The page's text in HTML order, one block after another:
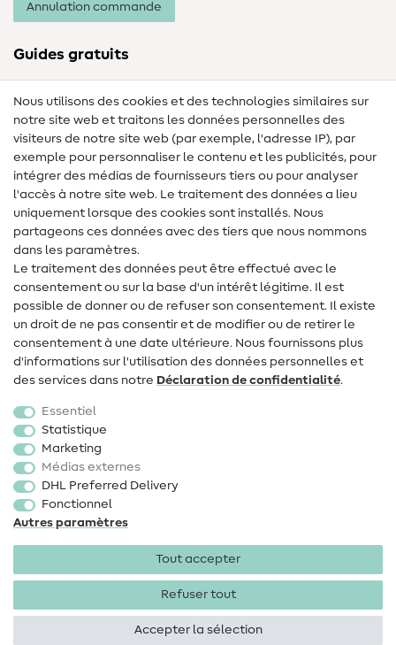
Annulation commande
Guides gratuits
Lexique de couture
Tutos de couture
Aide & contact
Contact
Changement de propriétaire
FAQ
Droit de rétractation
Populaire
Accessoires de couture
Promotions
Nous utilisons des cookies et des technologies similaires sur
notre site web et traitons les données personnelles des
visiteurs de notre site web (par exemple, l'adresse IP), par
exemple pour personnaliser le contenu et les publicités, pour
intégrer des médias de fournisseurs tiers ou pour analyser
l'accès à notre site web. Le traitement des données a lieu
uniquement lorsque des cookies sont installés. Nous
partageons ces données avec des tiers que nous nommons
dans les paramètres.
Le traitement des données peut être effectué avec le
consentement ou sur la base d'un intérêt légitime. Il est
possible de donner ou de refuser son consentement. Il existe
un droit de ne pas consentir et de modifier ou de retirer le
consentement à une date ultérieure. Nous fournissons plus
d'informations sur l'utilisation des données personnelles et
des services dans notre Déclaration de confidentialité.
Essentiel
Statistique
Marketing
Médias externes
DHL Preferred Delivery
Fonctionnel
Autres paramètres
Tout accepter
Refuser tout
Accepter la sélection
Mentions légales Protection des données CGV
Droit
Droits d'auteur 2026 SewIY GmbH